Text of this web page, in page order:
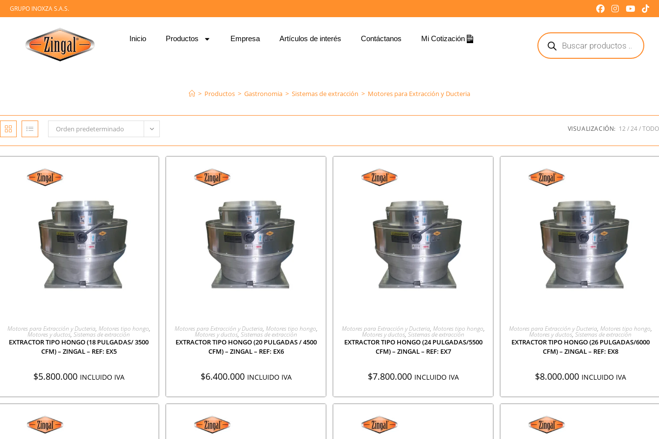
GRUPO INOXZA S.A.S.
Inicio Productos Empresa Artículos de interés Contáctanos Mi Cotización
> Productos > Gastronomia > Sistemas de extracción > Motores para Extracción y Ducteria
Orden predeterminado VISUALIZACIÓN: 12 24 TODO
AGREGAR A COTIZACIÓN
Motores para Extracción y Ducteria, Motores tipo hongo,
Motores y ductos, Sistemas de extracción
EXTRACTOR TIPO HONGO (18 PULGADAS/ 3500
CFM) – ZINGAL – REF: EX5
$5.800.000 INCLUIDO IVA
AGREGAR A COTIZACIÓN
Motores para Extracción y Ducteria, Motores tipo hongo,
Motores y ductos, Sistemas de extracción
EXTRACTOR TIPO HONGO (20 PULGADAS / 4500
CFM) – ZINGAL – REF: EX6
$6.400.000 INCLUIDO IVA
AGREGAR A COTIZACIÓN
Motores para Extracción y Ducteria, Motores tipo hongo,
Motores y ductos, Sistemas de extracción
EXTRACTOR TIPO HONGO (24 PULGADAS/5500
CFM) – ZINGAL – REF: EX7
$7.800.000 INCLUIDO IVA
AGREGAR A COTIZACIÓN
Motores para Extracción y Ducteria, Motores tipo hongo,
Motores y ductos, Sistemas de extracción
EXTRACTOR TIPO HONGO (26 PULGADAS/6000
CFM) – ZINGAL – REF: EX8
$8.000.000 INCLUIDO IVA